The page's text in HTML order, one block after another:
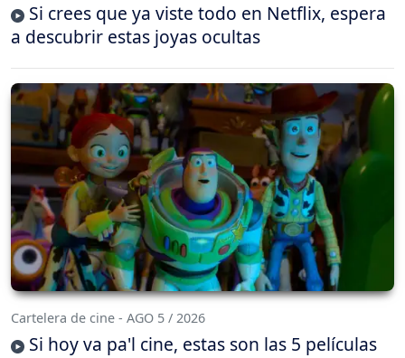
Si crees que ya viste todo en Netflix, espera
a descubrir estas joyas ocultas
Cartelera de cine - AGO 5 / 2026
Si hoy va pa'l cine, estas son las 5 películas